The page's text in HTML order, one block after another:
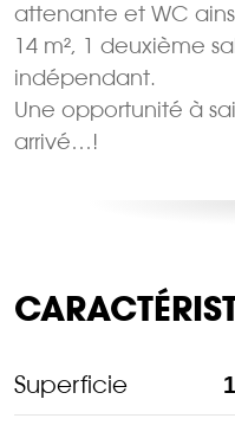
attenante et WC
14 m², 1 deuxième
indépendant.
Une opportunité à
arrivé…!
Superficie